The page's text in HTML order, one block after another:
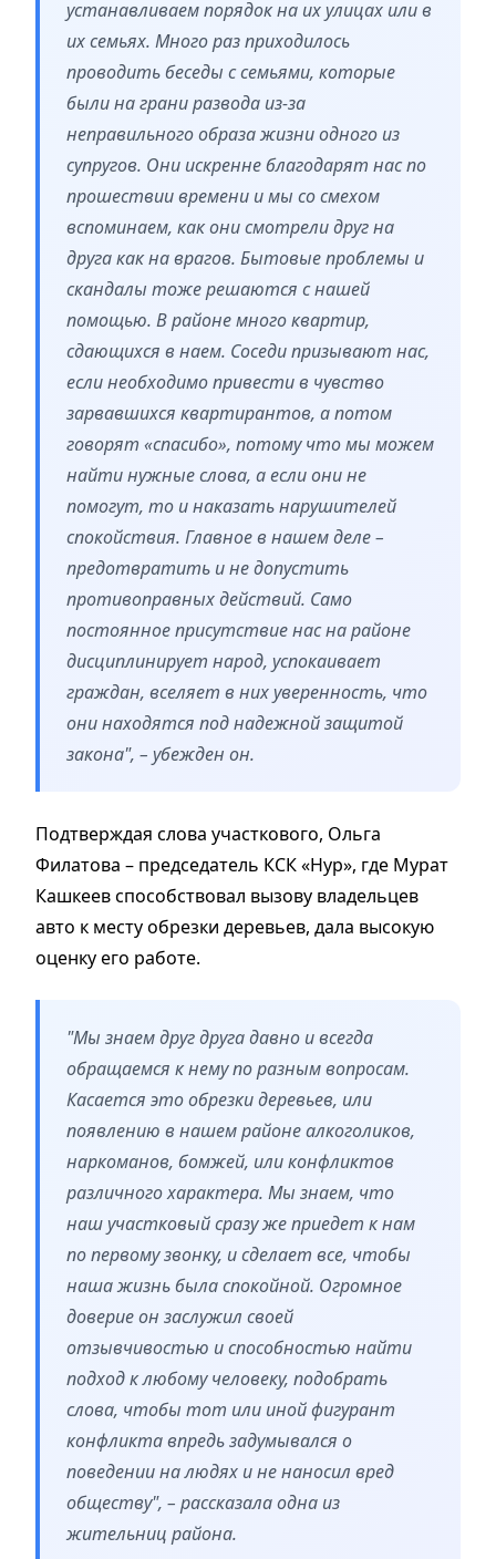
устанавливаем порядок на их улицах или в
их семьях. Много раз приходилось
проводить беседы с семьями, которые
были на грани развода из-за
неправильного образа жизни одного из
супругов. Они искренне благодарят нас по
прошествии времени и мы со смехом
вспоминаем, как они смотрели друг на
друга как на врагов. Бытовые проблемы и
скандалы тоже решаются с нашей
помощью. В районе много квартир,
сдающихся в наем. Соседи призывают нас,
если необходимо привести в чувство
зарвавшихся квартирантов, а потом
говорят «спасибо», потому что мы можем
найти нужные слова, а если они не
помогут, то и наказать нарушителей
спокойствия. Главное в нашем деле –
предотвратить и не допустить
противоправных действий. Само
постоянное присутствие нас на районе
дисциплинирует народ, успокаивает
граждан, вселяет в них уверенность, что
они находятся под надежной защитой
закона", – убежден он.
Подтверждая слова участкового, Ольга
Филатова – председатель КСК «Нур», где Мурат
Кашкеев способствовал вызову владельцев
авто к месту обрезки деревьев, дала высокую
оценку его работе.
"Мы знаем друг друга давно и всегда
обращаемся к нему по разным вопросам.
Касается это обрезки деревьев, или
появлению в нашем районе алкоголиков,
наркоманов, бомжей, или конфликтов
различного характера. Мы знаем, что
наш участковый сразу же приедет к нам
по первому звонку, и сделает все, чтобы
наша жизнь была спокойной. Огромное
доверие он заслужил своей
отзывчивостью и способностью найти
подход к любому человеку, подобрать
слова, чтобы тот или иной фигурант
конфликта впредь задумывался о
поведении на людях и не наносил вред
обществу", – рассказала одна из
жительниц района.